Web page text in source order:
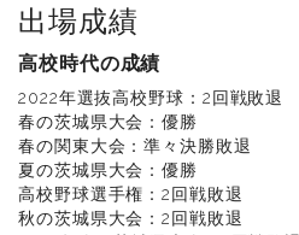
出場成績
高校時代の成績
2022年選抜高校野球：2回戦敗退
春の茨城県大会：優勝
春の関東大会：準々決勝敗退
夏の茨城県大会：優勝
高校野球選手権：2回戦敗退
秋の茨城県大会：2回戦敗退